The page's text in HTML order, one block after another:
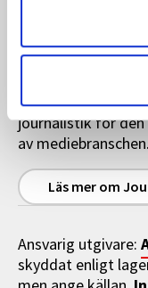
Journalisten Plus
Journalisten Plus
premiumtjänst
journalistik för den
av mediebranschen.
Läs mer om
Ansvarig utgivare:
skyddat enligt